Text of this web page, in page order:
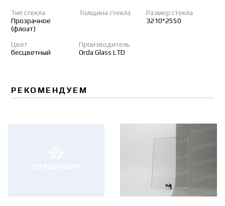
Тип стекла
Прозрачное
(флоат)
Толщина стекла
Размер стекла
3210*2550
Цвет
бесцветный
Производитель
Orda Glass LTD
РЕКОМЕНДУЕМ